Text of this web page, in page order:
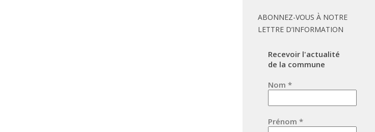
ABONNEZ-VOUS À NOTRE
LETTRE D’INFORMATION
Recevoir l'actualité
de la commune
Nom *
Prénom *